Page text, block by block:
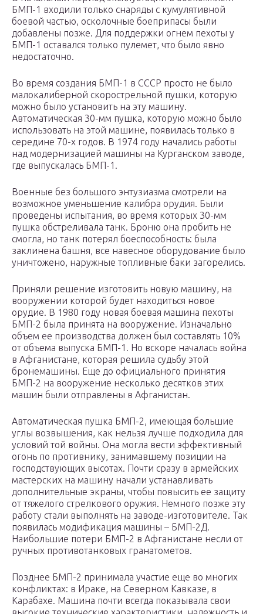
БМП-1 входили только снаряды с кумулятивной
боевой частью, осколочные боеприпасы были
добавлены позже. Для поддержки огнем пехоты у
БМП-1 оставался только пулемет, что было явно
недостаточно.
Во время создания БМП-1 в СССР просто не было
малокалиберной скорострельной пушки, которую
можно было установить на эту машину.
Автоматическая 30-мм пушка, которую можно было
использовать на этой машине, появилась только в
середине 70-х годов. В 1974 году начались работы
над модернизацией машины на Курганском заводе,
где выпускалась БМП-1.
Военные без большого энтузиазма смотрели на
возможное уменьшение калибра орудия. Были
проведены испытания, во время которых 30-мм
пушка обстреливала танк. Броню она пробить не
смогла, но танк потерял боеспособность: была
заклинена башня, все навесное оборудование было
уничтожено, наружные топливные баки загорелись.
Приняли решение изготовить новую машину, на
вооружении которой будет находиться новое
орудие. В 1980 году новая боевая машина пехоты
БМП-2 была принята на вооружение. Изначально
объем ее производства должен был составлять 10%
от объема выпуска БМП-1. Но вскоре началась война
в Афганистане, которая решила судьбу этой
бронемашины. Еще до официального принятия
БМП-2 на вооружение несколько десятков этих
машин были отправлены в Афганистан.
Автоматическая пушка БМП-2, имеющая большие
углы возвышения, как нельзя лучше подходила для
условий той войны. Она могла вести эффективный
огонь по противнику, занимавшему позиции на
господствующих высотах. Почти сразу в армейских
мастерских на машину начали устанавливать
дополнительные экраны, чтобы повысить ее защиту
от тяжелого стрелкового оружия. Немного позже эту
работу стали выполнять на заводе-изготовителе. Так
появилась модификация машины – БМП-2Д.
Наибольшие потери БМП-2 в Афганистане несли от
ручных противотанковых гранатометов.
Позднее БМП-2 принимала участие еще во многих
конфликтах: в Ираке, на Северном Кавказе, в
Карабахе. Машина почти всегда показывала свои